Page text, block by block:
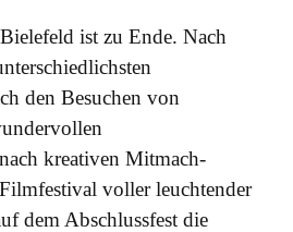
ist zu Ende. Nach
den Besuchen von
kreativen Mitmach-
voller leuchtender
dem Abschlussfest die